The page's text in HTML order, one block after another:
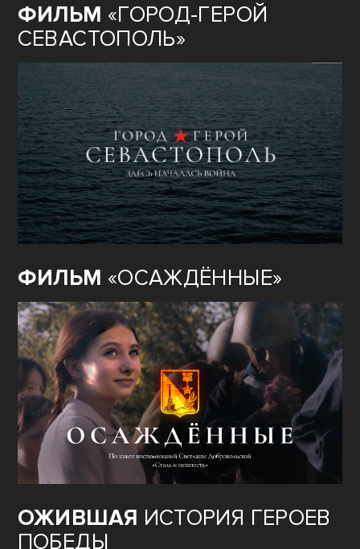
ФИЛЬМ «ГОРОД-ГЕРОЙ
СЕВАСТОПОЛЬ»
ФИЛЬМ «ОСАЖДЁННЫЕ»
ОЖИВШАЯ ИСТОРИЯ ГЕРОЕВ
ПОБЕДЫ